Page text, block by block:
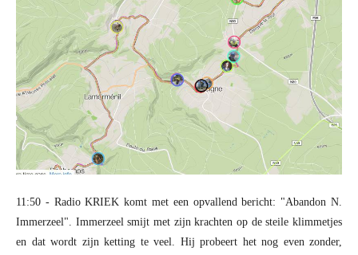
11:50 - Radio KRIEK komt met een opvallend bericht: "Abandon N.
Immerzeel". Immerzeel smijt met zijn krachten op de steile klimmetjes
en dat wordt zijn ketting te veel. Hij probeert het nog even zonder,